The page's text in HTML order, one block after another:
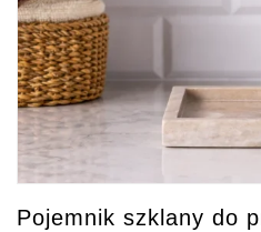
Pojemnik szklany do